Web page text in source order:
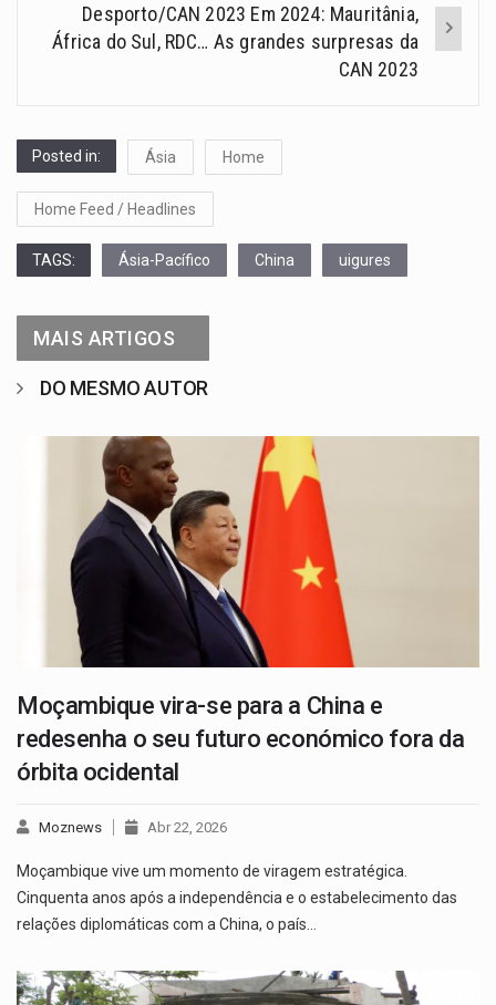
Desporto/CAN 2023 Em 2024: Mauritânia,
África do Sul, RDC… As grandes surpresas da
CAN 2023
Posted in: Ásia Home
Home Feed / Headlines
TAGS: Ásia-Pacífico China uigures
MAIS ARTIGOS
DO MESMO AUTOR
Moçambique vira-se para a China e
redesenha o seu futuro económico fora da
órbita ocidental
Moznews Abr 22, 2026
Moçambique vive um momento de viragem estratégica.
Cinquenta anos após a independência e o estabelecimento das
relações diplomáticas com a China, o país…